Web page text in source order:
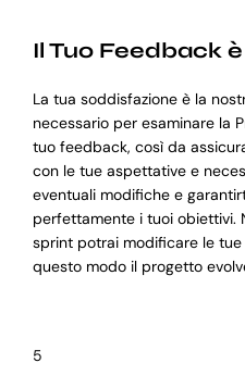
Il Tuo Feedback
La tua soddisfazione è la
necessario per esaminare la
tuo feedback, così da
con le tue aspettative e
eventuali modifiche e
perfettamente i tuoi obiettivi.
sprint potrai modificare le
questo modo il progetto
5